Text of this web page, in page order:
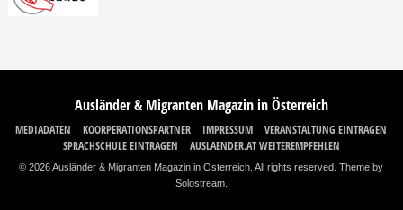
Ausländer & Migranten Magazin in Österreich
MEDIADATEN KOORPERATIONSPARTNER IMPRESSUM
VERANSTALTUNG EINTRAGEN
SPRACHSCHULE EINTRAGEN
AUSLAENDER.AT WEITEREMPFEHLEN
© 2026 Ausländer & Migranten Magazin in Österreich. All rights reserved.Theme by
Solostream.